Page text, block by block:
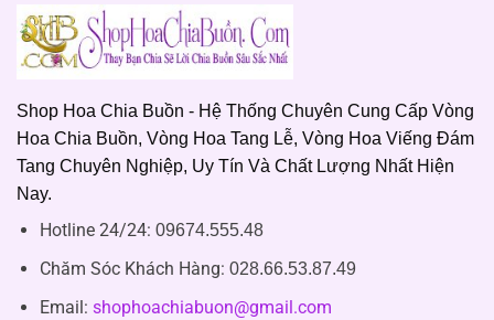
Shop Hoa Chia Buồn - Hệ Thống Chuyên Cung Cấp Vòng
Hoa Chia Buồn, Vòng Hoa Tang Lễ, Vòng Hoa Viếng Đám
Tang Chuyên Nghiệp, Uy Tín Và Chất Lượng Nhất Hiện
Nay.
Hotline 24/24: 09674.555.48
Chăm Sóc Khách Hàng: 028.66.53.87.49
Email: shophoachiabuon@gmail.com